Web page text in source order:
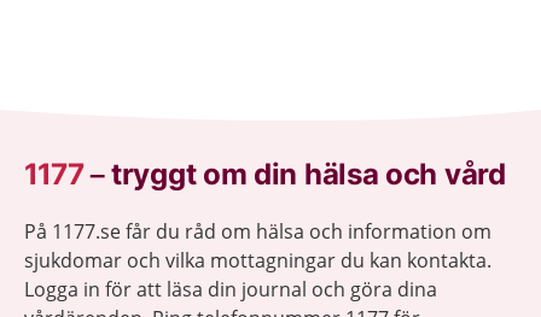
1177–tryggt om din hälsa och vård
På 1177.se får du råd om hälsa och information om
sjukdomar och vilka mottagningar du kan kontakta.
Logga in för att läsa din journal och göra dina